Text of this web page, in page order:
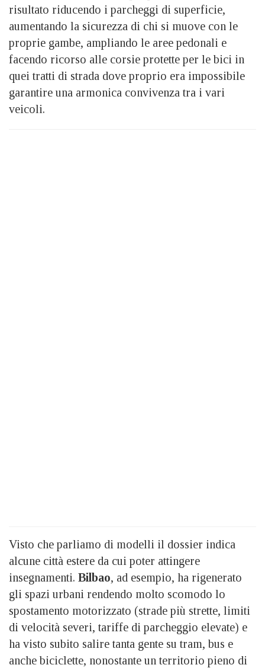
risultato riducendo i parcheggi di superficie,
aumentando la sicurezza di chi si muove con le
proprie gambe, ampliando le aree pedonali e
facendo ricorso alle corsie protette per le bici in
quei tratti di strada dove proprio era impossibile
garantire una armonica convivenza tra i vari
veicoli.
Visto che parliamo di modelli il dossier indica
alcune città estere da cui poter attingere
insegnamenti. Bilbao, ad esempio, ha rigenerato
gli spazi urbani rendendo molto scomodo lo
spostamento motorizzato (strade più strette, limiti
di velocità severi, tariffe di parcheggio elevate) e
ha visto subito salire tanta gente su tram, bus e
anche biciclette, nonostante un territorio pieno di